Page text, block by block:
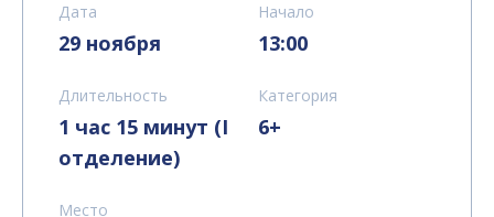
Дата
29 ноября
Начало
13:00
Длительность
1 час 15 минут (I
отделение)
Категория
6+
Место